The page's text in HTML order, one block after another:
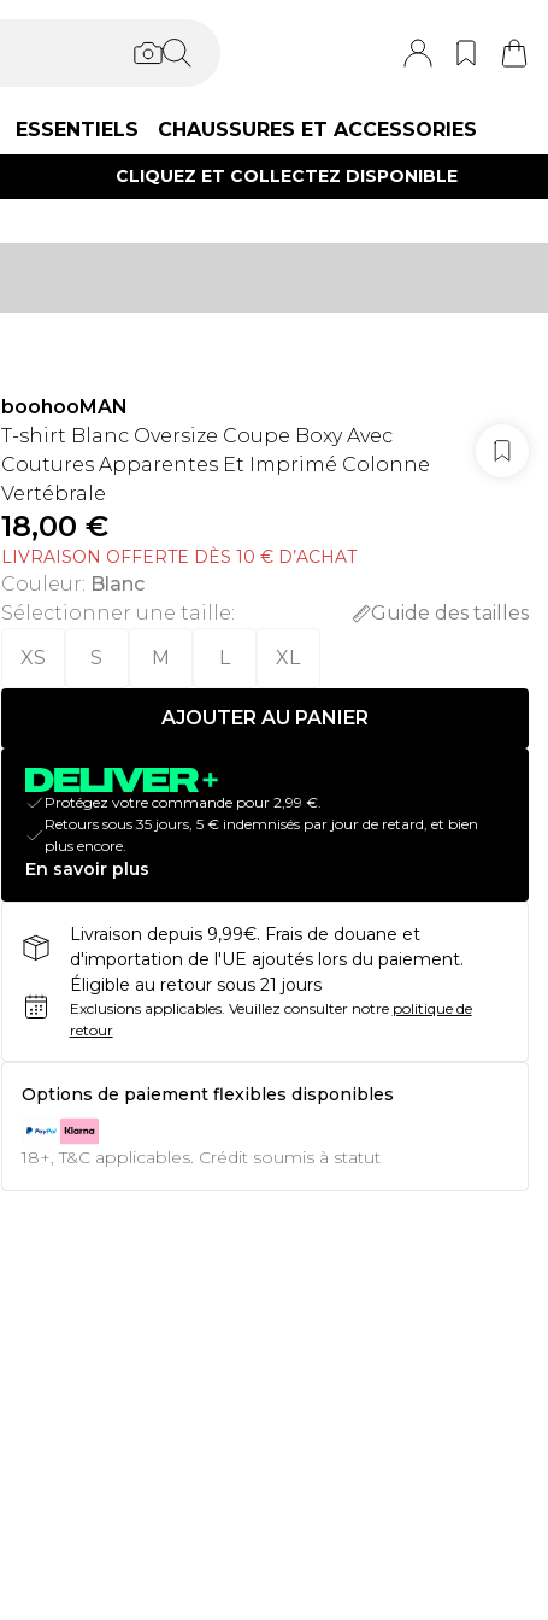
ESSENTIELS CHAUSSURES ET ACCESSORIES
CLIQUEZ ET COLLECTEZ DISPONIBLE
boohooMAN
T-shirt Blanc Oversize Coupe Boxy Avec
Coutures Apparentes Et Imprimé Colonne
Vertébrale
18,00 €
LIVRAISON OFFERTE DÈS 10 € D’ACHAT
Couleur: Blanc
Sélectionner une taille:
Guide des tailles
XS
S M L XL
AJOUTER AU PANIER
Protégez votre commande pour 2,99 €.
Retours sous 35 jours, 5 € indemnisés par jour de retard, et bien
plus encore.
En savoir plus
Livraison depuis 9,99€. Frais de douane et
d'importation de l'UE ajoutés lors du paiement.
Éligible au retour sous 21 jours
Exclusions applicables. Veuillez consulter notre politique de
retour
Options de paiement flexibles disponibles
18+, T&C applicables. Crédit soumis à statut